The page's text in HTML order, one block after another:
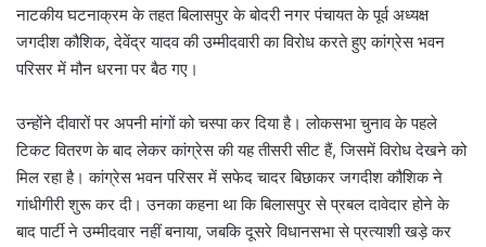
नाटकीय घटनाक्रम के तहत बिलासपुर के बोदरी नगर पंचायत के पूर्व अध्यक्ष
जगदीश कौशिक, देवेंद्र यादव की उम्मीदवारी का विरोध करते हुए कांग्रेस भवन
परिसर में मौन धरना पर बैठ गए।
उन्होंने दीवारों पर अपनी मांगों को चस्पा कर दिया है। लोकसभा चुनाव के पहले
टिकट वितरण के बाद लेकर कांग्रेस की यह तीसरी सीट हैं, जिसमें विरोध देखने को
मिल रहा है। कांग्रेस भवन परिसर में सफेद चादर बिछाकर जगदीश कौशिक ने
गांधीगीरी शुरू कर दी। उनका कहना था कि बिलासपुर से प्रबल दावेदार होने के
बाद पार्टी ने उम्मीदवार नहीं बनाया, जबकि दूसरे विधानसभा से प्रत्याशी खड़े कर